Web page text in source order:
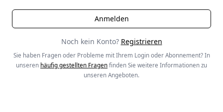
Noch kein Konto? Registrieren
Sie haben Fragen oder Probleme mit Ihrem Login oder Abonnement? In
unseren häufig gestellten Fragen finden Sie weitere Informationen zu
unseren Angeboten.